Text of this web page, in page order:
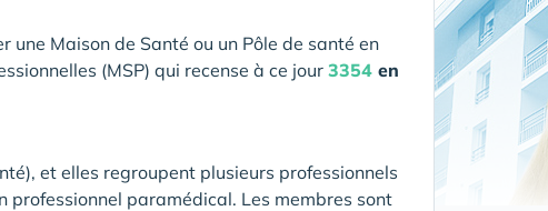
Maison de Santé ou un Pôle de santé en
(MSP) qui recense à ce jour3354 en
et elles regroupent plusieurs professionnels
professionnel paramédical. Les membres sont